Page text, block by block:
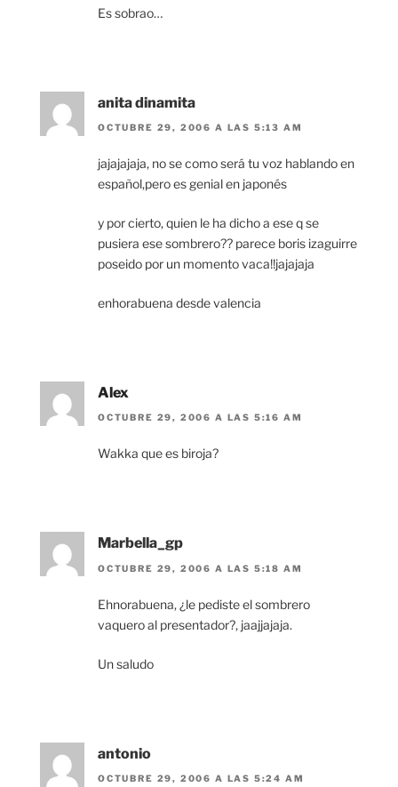
Es sobrao…
anita dinamita
OCTUBRE 29, 2006 A LAS 5:13 AM
jajajajaja, no se como será tu voz hablando en
español,pero es genial en japonés
y por cierto, quien le ha dicho a ese q se
pusiera ese sombrero?? parece boris izaguirre
poseido por un momento vaca!!jajajaja
enhorabuena desde valencia
Alex
OCTUBRE 29, 2006 A LAS 5:16 AM
Wakka que es biroja?
Marbella_gp
OCTUBRE 29, 2006 A LAS 5:18 AM
Ehnorabuena, ¿le pediste el sombrero
vaquero al presentador?, jaajjajaja.
Un saludo
antonio
OCTUBRE 29, 2006 A LAS 5:24 AM